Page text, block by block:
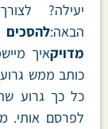
יעילה?
הבאה:
מדויקאיך
כותב ממש
כל כך גרוע
לפרסם אותי.